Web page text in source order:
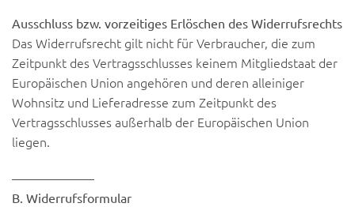
Ausschluss bzw. vorzeitiges Erlöschen des Widerrufsrechts
Das Widerrufsrecht gilt nicht für Verbraucher, die zum
Zeitpunkt des Vertragsschlusses keinem Mitgliedstaat der
Europäischen Union angehören und deren alleiniger
Wohnsitz und Lieferadresse zum Zeitpunkt des
Vertragsschlusses außerhalb der Europäischen Union
liegen.
——————–
B. Widerrufsformular